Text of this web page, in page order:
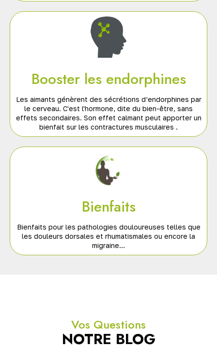
Booster les endorphines
Les aimants génèrent des sécrétions d’endorphines par
le cerveau. C'est l'hormone, dite du bien-être, sans
effets secondaires. Son effet calmant peut apporter un
bienfait sur les contractures musculaires .
Bienfaits
Bienfaits pour les pathologies douloureuses telles que
les douleurs dorsales et rhumatismales ou encore la
migraine…
Vos Questions
NOTRE BLOG